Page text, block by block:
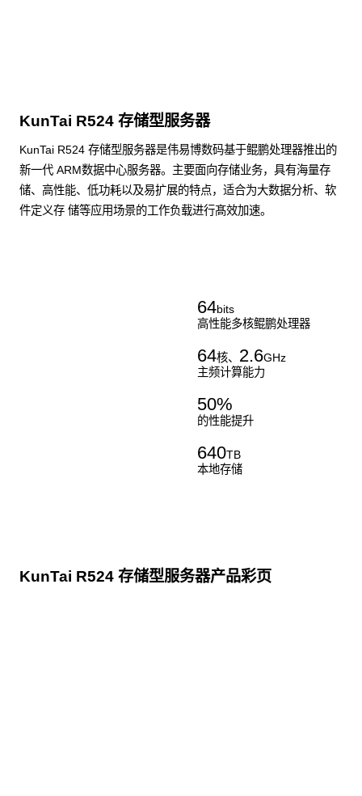
KunTai R524 存储型服务器
KunTai R524 存储型服务器是伟易博数码基于鲲鹏处理器推出的
新一代 ARM数据中心服务器。主要面向存储业务，具有海量存
储、高性能、低功耗以及易扩展的特点，适合为大数据分析、软
件定义存 储等应用场景的工作负载进行髙效加速。
64bits
高性能多核鲲鹏处理器
64核、 2.6GHz
主频计算能力
50%
的性能提升
640TB
本地存储
KunTai R524 存储型服务器产品彩页